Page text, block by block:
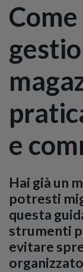
e
Hai già un
potresti
questa
strumenti
evitare